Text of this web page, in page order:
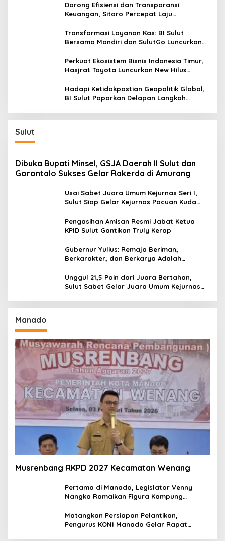
Dorong Efisiensi dan Transparansi
Keuangan, Sitaro Percepat Laju
Transformasi Layanan Kas: BI Sulut
Bersama Mandiri dan SulutGo Luncurkan
Kepulauan
Perkuat Ekosistem Bisnis Indonesia Timur,
Hasjrat Toyota Luncurkan New Hilux
Hadapi Ketidakpastian Geopolitik Global,
BI Sulut Paparkan Delapan Langkah
Sulut
Dibuka Bupati Minsel, GSJA Daerah II Sulut dan
Gorontalo Sukses Gelar Rakerda di Amurang
Usai Sabet Juara Umum Kejurnas Seri I,
Sulut Siap Gelar Kejurnas Pacuan Kuda
Pengasihan Amisan Resmi Jabat Ketua
KPID Sulut Gantikan Truly Kerap
Gubernur Yulius: Remaja Beriman,
Berkarakter, dan Berkarya Adalah
Unggul 21,5 Poin dari Juara Bertahan,
Sulut Sabet Gelar Juara Umum Kejurnas
Manado
Musrenbang RKPD 2027 Kecamatan Wenang
Pertama di Manado, Legislator Venny
Nangka Ramaikan Figura Kampung
Matangkan Persiapan Pelantikan,
Pengurus KONI Manado Gelar Rapat